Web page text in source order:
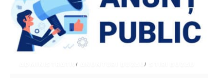
ADMINISTRATIV ANUNTURI BUZAU